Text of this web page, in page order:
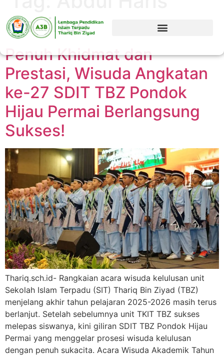
Bobihoe
Penuh Khidmat dan
Prestasi, Wisuda Angkatan
ke-27 SDIT TBZ Pondok
Hijau Permai Berlangsung
Sukses!
Thariq.sch.id- Rangkaian acara wisuda kelulusan unit
Sekolah Islam Terpadu (SIT) Thariq Bin Ziyad (TBZ)
menjelang akhir tahun pelajaran 2025-2026 masih terus
berlanjut. Setelah sebelumnya unit TKIT TBZ sukses
melepas siswanya, kini giliran SDIT TBZ Pondok Hijau
Permai yang menggelar prosesi wisuda kelulusan
dengan penuh sukacita. Acara Wisuda Akademik Tahun